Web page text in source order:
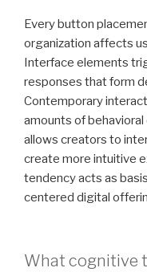
Every button
organization affects
Interface elements
responses that form
Contemporary
amounts of
allows creators to
create more intuitive
tendency acts as
centered digital
What cognitive